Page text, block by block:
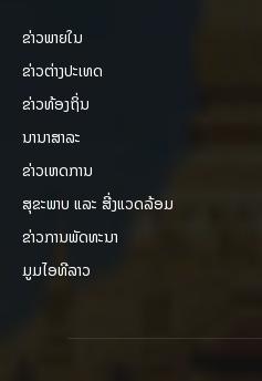
ຂ່າວພາຍ​ໃນ
ຂ່າວຕ່າງປະເທດ
ຂ່າວທ້ອງຖິ່ນ
ນານາສາລະ
ຂ່າວເຫດການ
ສຸຂະພາບ ແລະ ສີ່ງແວດລ້ອມ
ຂ່າວການພັດທະນາ
ມູມໄອທີລາວ